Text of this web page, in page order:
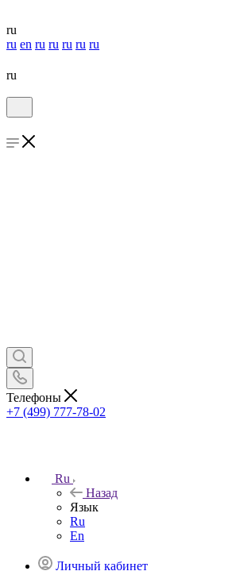
ru
ru en ru ru ru ru ru
ru
Телефоны
+7 (499) 777-78-02
Ru
Назад
Язык
Ru
En
Личный кабинет